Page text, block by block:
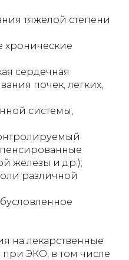
тяжелой степени
хронические
сердечная
почек, легких,
системы,
железы и др.);
различной
на лекарственные
при ЭКО, в том числе